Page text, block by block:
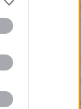
t.co/2kCeMMwvxK
t.co/PASrtywGdr
t.co/PASrtywGdr
és
2019.
t.co/G6y7bq2BNU